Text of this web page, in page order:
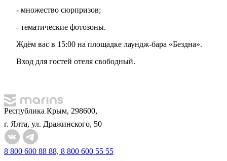
- множество сюрпризов;
- тематические фотозоны.
Ждём вас в 15:00 на площадке лаундж-бара «Бездна».
Вход для гостей отеля свободный.
Республика Крым, 298600,
г. Ялта, ул. Дражинского, 50
8 800 600 88 88, 8 800 600 55 55